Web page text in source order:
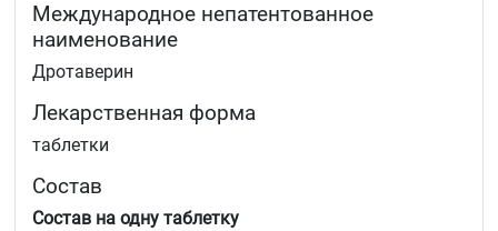
Международное непатентованное
наименование
Дротаверин
Лекарственная форма
таблетки
Состав
Состав на одну таблетку